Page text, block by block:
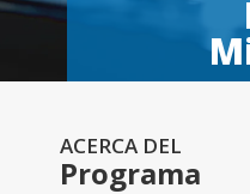
ACERCA DEL
Programa